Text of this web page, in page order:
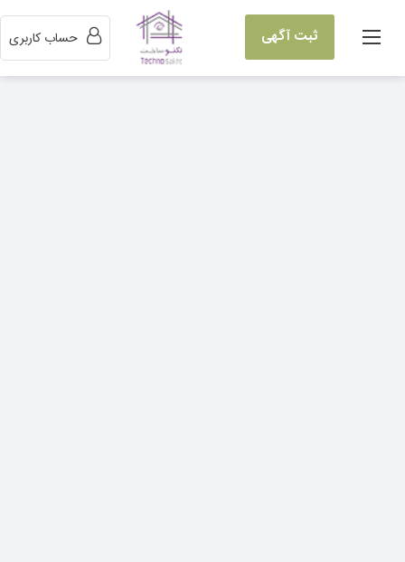
ثبت آگهی حساب کاربری